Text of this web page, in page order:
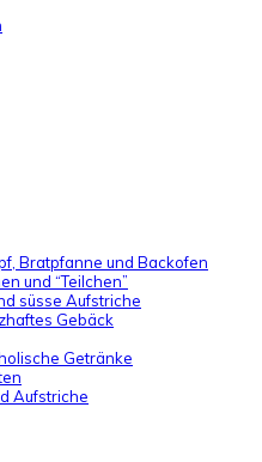
Bratpfanne und Backofen
und “Teilchen”
süsse Aufstriche
Gebäck
Getränke
Aufstriche